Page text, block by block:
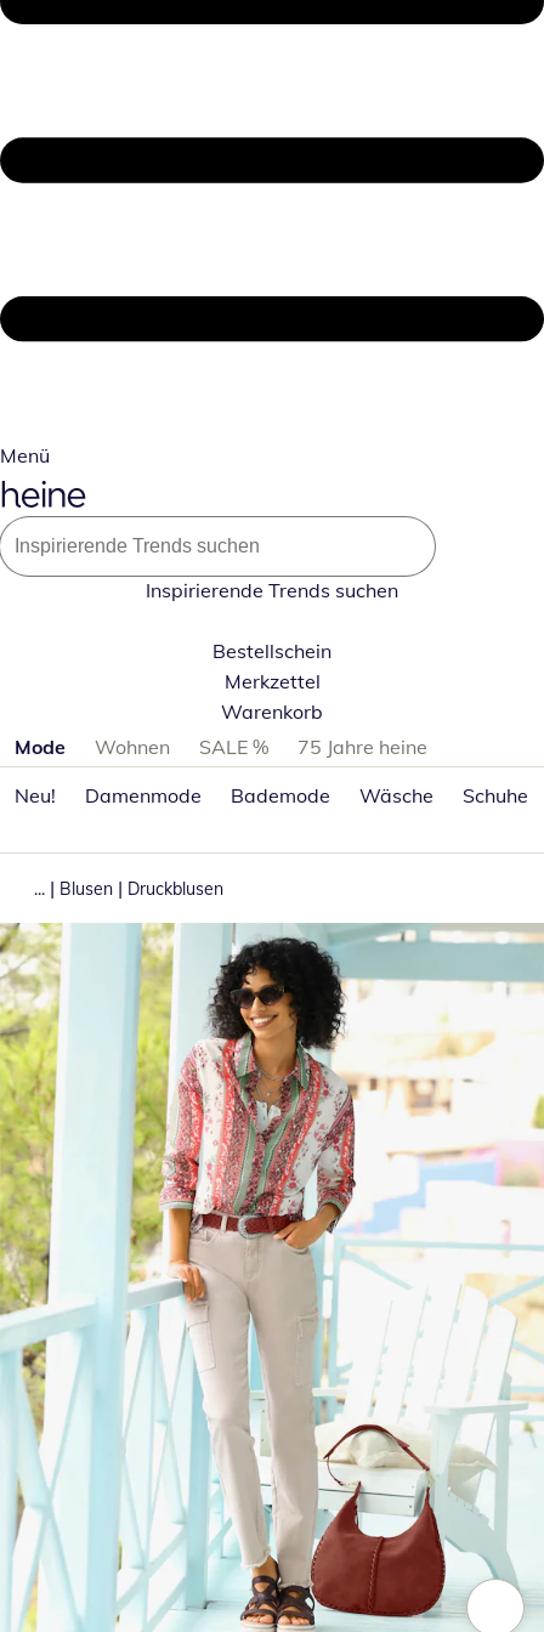
Menü
Inspirierende Trends suchen
Bestellschein
Merkzettel
Warenkorb
Produktkategorien überspringen
Mode Wohnen SALE %
75 Jahre heine
Neu!
Damenmode Bademode Wäsche Schuhe
... | Blusen | Druckblusen